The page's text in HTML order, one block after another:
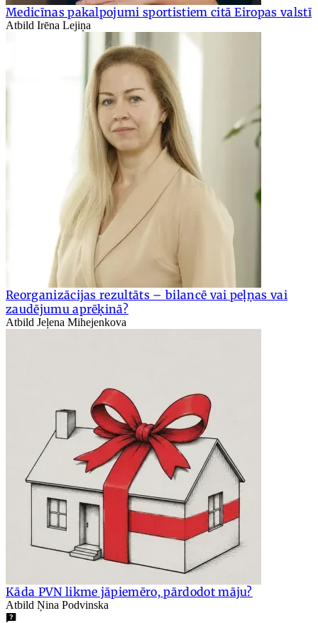
Medicīnas pakalpojumi sportistiem citā Eiropas valstī
Atbild Irēna Lejiņa
Reorganizācijas rezultāts – bilancē vai peļņas vai
zaudējumu aprēķinā?
Atbild Jeļena Mihejenkova
Kāda PVN likme jāpiemēro, pārdodot māju?
Atbild Ņina Podvinska